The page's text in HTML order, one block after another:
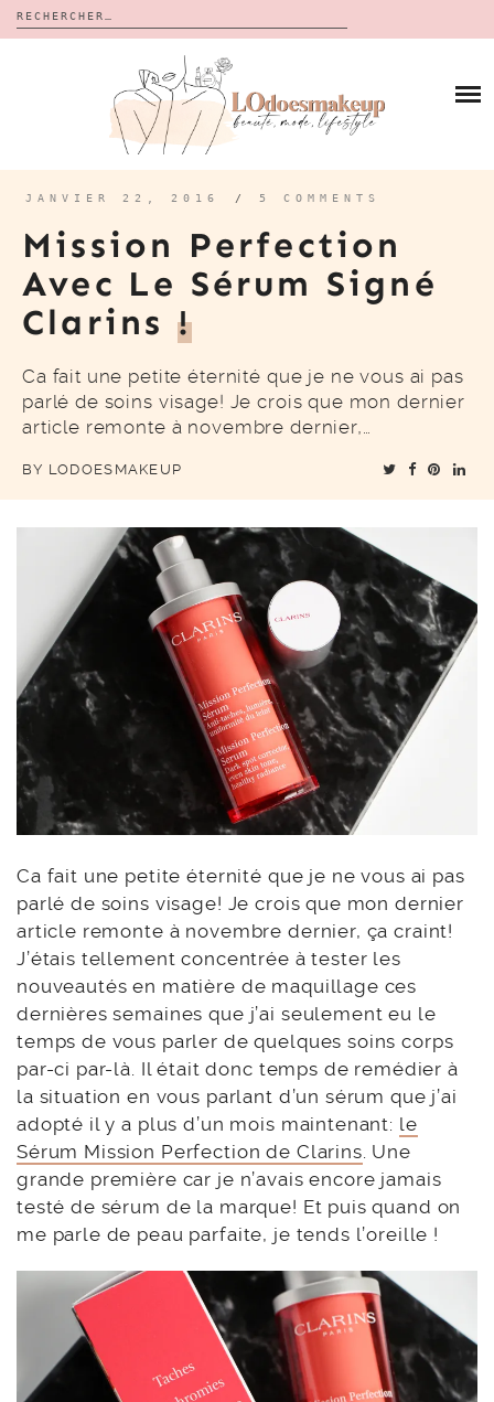
Rechercher :
CALENDRIERS DE L’AVENT
BON PLAN
À PROPOS
CONTACT
JANVIER 22, 2016 / 5 COMMENTS
Mission Perfection
Avec Le Sérum Signé
Clarins !
Ca fait une petite éternité que je ne vous ai pas
parlé de soins visage! Je crois que mon dernier
article remonte à novembre dernier,…
BY LODOESMAKEUP
Ca fait une petite éternité que je ne vous ai pas
parlé de soins visage! Je crois que mon dernier
article remonte à novembre dernier, ça craint!
J’étais tellement concentrée à tester les
nouveautés en matière de maquillage ces
dernières semaines que j’ai seulement eu le
temps de vous parler de quelques soins corps
par-ci par-là. Il était donc temps de remédier à
la situation en vous parlant d’un sérum que j’ai
adopté il y a plus d’un mois maintenant: le
Sérum Mission Perfection de Clarins . Une
grande première car je n’avais encore jamais
testé de sérum de la marque! Et puis quand on
me parle de peau parfaite, je tends l’oreille !